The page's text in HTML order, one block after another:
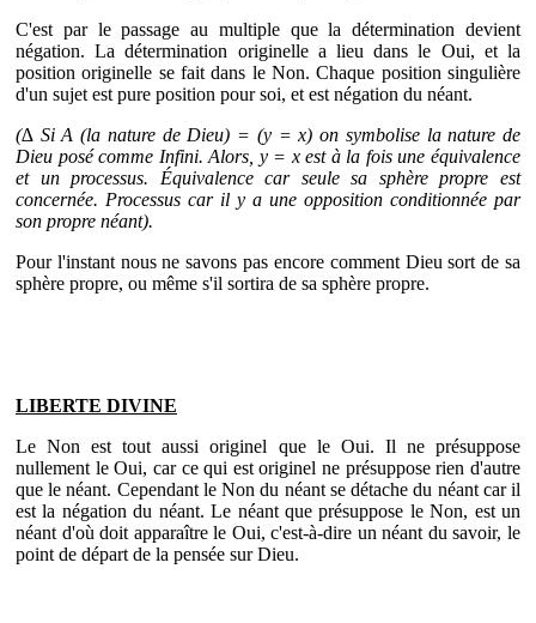
C'est par le passage au multiple que la détermination devient
négation. La détermination originelle a lieu dans le Oui, et la
position originelle se fait dans le Non. Chaque position singulière
d'un sujet est pure position pour soi, et est négation du néant.
(∆ Si A (la nature de Dieu) = (y = x) on symbolise la nature de
Dieu posé comme Infini. Alors, y = x est à la fois une équivalence
et un processus. Équivalence car seule sa sphère propre est
concernée. Processus car il y a une opposition conditionnée par
son propre néant).
Pour l'instant nous ne savons pas encore comment Dieu sort de sa
sphère propre, ou même s'il sortira de sa sphère propre.
LIBERTE DIVINE
Le Non est tout aussi originel que le Oui. Il ne présuppose
nullement le Oui, car ce qui est originel ne présuppose rien d'autre
que le néant. Cependant le Non du néant se détache du néant car il
est la négation du néant. Le néant que présuppose le Non, est un
néant d'où doit apparaître le Oui, c'est-à-dire un néant du savoir, le
point de départ de la pensée sur Dieu.